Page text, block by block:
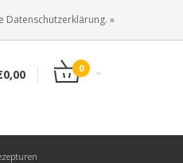
ANLEGEN
0
Datenschutzerklärung. »